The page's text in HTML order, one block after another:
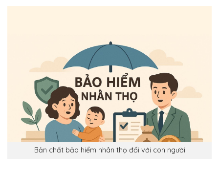
Bản chất bảo hiểm nhân thọ đối với con người